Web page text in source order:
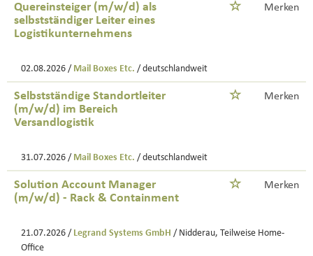
Quereinsteiger (m/w/d) als
selbstständiger Leiter eines
Logistikunternehmens
Merken
02.08.2026 / Mail Boxes Etc. / deutschlandweit
Selbstständige Standortleiter
(m/w/d) im Bereich
Versandlogistik
Merken
31.07.2026 / Mail Boxes Etc. / deutschlandweit
Solution Account Manager
(m/w/d) - Rack & Containment
Merken
21.07.2026 / Legrand Systems GmbH / Nidderau, Teilweise Home-
Office